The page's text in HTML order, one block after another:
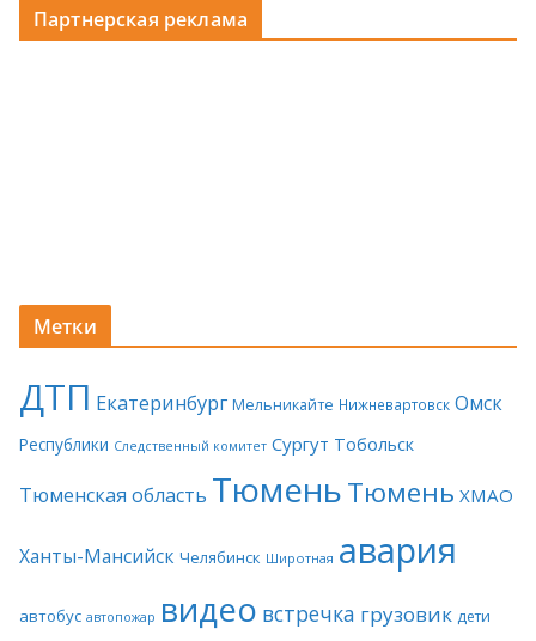
Партнерская реклама
Метки
ДТП Екатеринбург Мельникайте Нижневартовск Омск
Республики Следственный комитет Сургут Тобольск
Тюменская область ТюменьТюмень ХМАО
Ханты-Мансийск Челябинск Широтная авария
автобус автопожар видео встречка грузовик дети